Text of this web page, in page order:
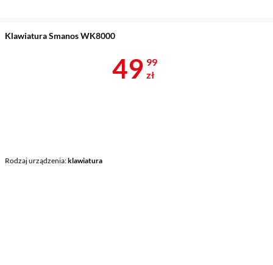
Klawiatura Smanos WK8000
Rodzaj urządzenia klawiatura
Cena 49,99
49 99
zł